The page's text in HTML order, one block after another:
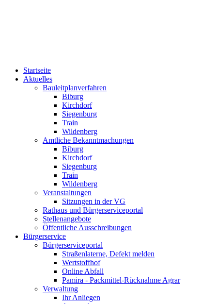
Startseite
Aktuelles
Bauleitplanverfahren
Biburg
Kirchdorf
Siegenburg
Train
Wildenberg
Amtliche Bekanntmachungen
Biburg
Kirchdorf
Siegenburg
Train
Wildenberg
Veranstaltungen
Sitzungen in der VG
Rathaus und Bürgerserviceportal
Stellenangebote
Öffentliche Ausschreibungen
Bürgerservice
Bürgerserviceportal
Straßenlaterne, Defekt melden
Wertstoffhof
Online Abfall
Pamira - Packmittel-Rücknahme Agrar
Verwaltung
Ihr Anliegen